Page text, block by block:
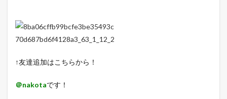
↑友達追加はこちらから！
＠nakotaです！